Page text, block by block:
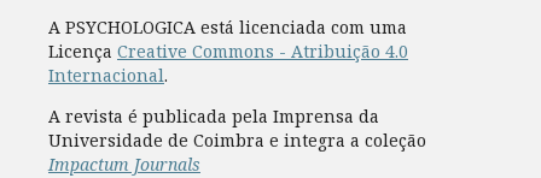
A PSYCHOLOGICA está licenciada com uma
Licença Creative Commons - Atribuição 4.0
Internacional.
A revista é publicada pela Imprensa da
Universidade de Coimbra e integra a coleção
Impactum Journals